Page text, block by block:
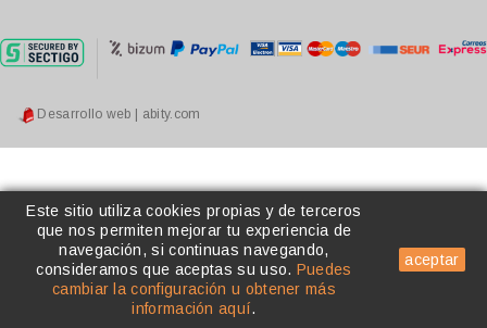
Este sitio utiliza cookies propias y de terceros
que nos permiten mejorar tu experiencia de
navegación, si continuas navegando,
consideramos que aceptas su uso. Puedes
cambiar la configuración u obtener más
información aquí.
aceptar
Desarrollo web | abity.com